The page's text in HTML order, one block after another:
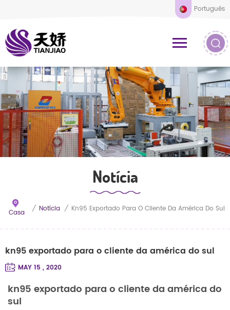
Português
Notícia
Casa / Notícia / Kn95 Exportado Para O Cliente Da América Do Sul
kn95 exportado para o cliente da américa do sul
MAY 15 , 2020
kn95 exportado para o cliente da américa do
sul